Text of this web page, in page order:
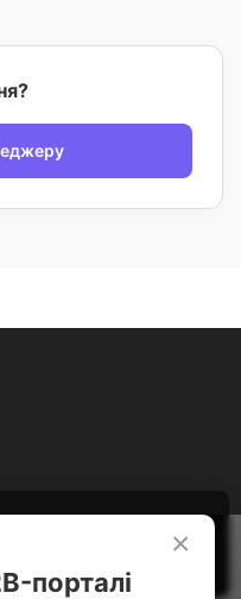
×
порталі